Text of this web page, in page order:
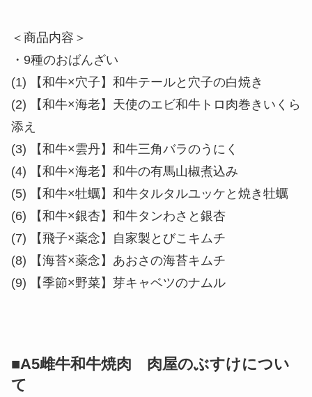
＜商品内容＞
・9種のおばんざい
(1) 【和牛×穴子】和牛テールと穴子の白焼き
(2) 【和牛×海老】天使のエビ和牛トロ肉巻きいくら
添え
(3) 【和牛×雲丹】和牛三角バラのうにく
(4) 【和牛×海老】和牛の有馬山椒煮込み
(5) 【和牛×牡蠣】和牛タルタルユッケと焼き牡蠣
(6) 【和牛×銀杏】和牛タンわさと銀杏
(7) 【飛子×薬念】自家製とびこキムチ
(8) 【海苔×薬念】あおさの海苔キムチ
(9) 【季節×野菜】芽キャベツのナムル
■A5雌牛和牛焼肉 肉屋のぶすけについ
て